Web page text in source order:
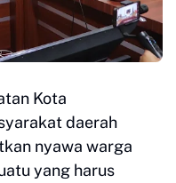
Kota
daerah
nyawa warga
yang harus